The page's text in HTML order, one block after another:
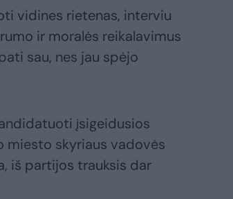
vidines rietenas, interviu
ir moralės reikalavimus
sau, nes jau spėjo
įsigeidusios
miesto skyriaus vadovės
iš partijos trauksis dar